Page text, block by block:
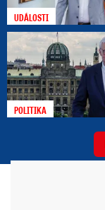
UDÁLOSTI
POLITIKA